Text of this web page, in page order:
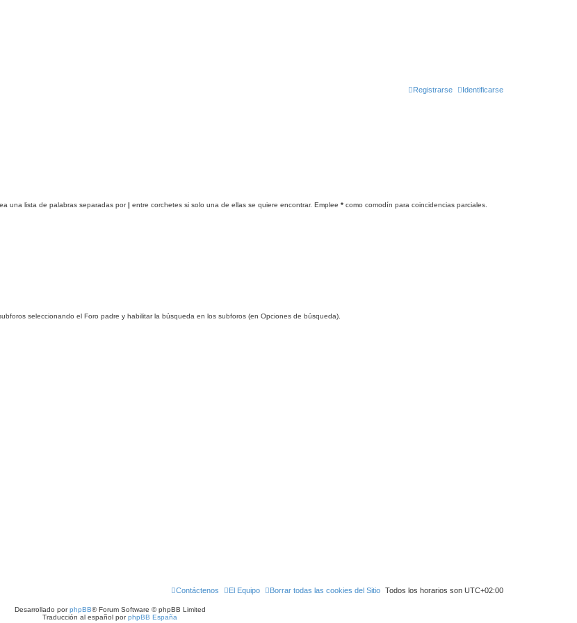
Identificarse
Registrarse
una lista de palabras separadas por| entre corchetes si solo una de ellas se quiere encontrar. Emplee * como comodín para coincidencias parciales.
seleccionando el Foro padre y habilitar la búsqueda en los subforos (en Opciones de búsqueda).
Todos los horarios son UTC+02:00
Borrar todas las cookies del Sitio
El Equipo
Contáctenos
Desarrollado porphpBB® Forum Software © phpBB Limited
Traducción al español porphpBB España